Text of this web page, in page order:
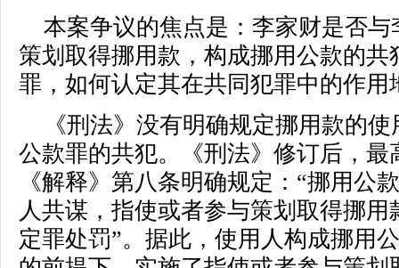
本案争议的焦点是：李家财是否
策划取得挪用款，构成挪用公款的
罪，如何认定其在共同犯罪中的作
《刑法》没有明确规定挪用款的
公款罪的共犯。《刑法》修订后，最
《解释》第八条明确规定：“挪用公
人共谋，指使或者参与策划取得挪
定罪处罚”。据此，使用人构成挪用